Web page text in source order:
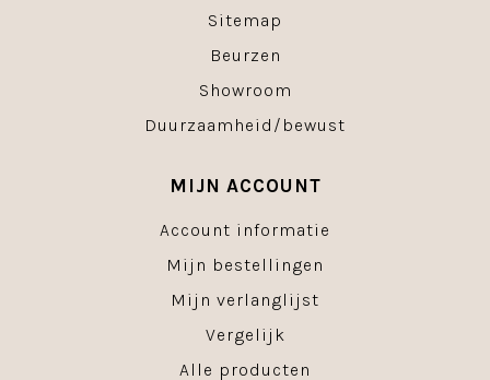
Sitemap
Beurzen
Showroom
Duurzaamheid/bewust
MIJN ACCOUNT
Account informatie
Mijn bestellingen
Mijn verlanglijst
Vergelijk
Alle producten